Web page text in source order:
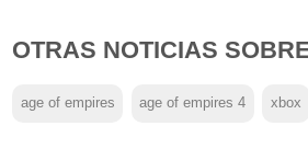
OTRAS NOTICIAS
age of empires age of empires 4 xbox